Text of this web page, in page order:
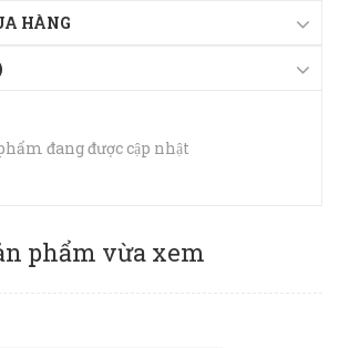
HÀNG
đang được cập nhật
phẩm vừa xem